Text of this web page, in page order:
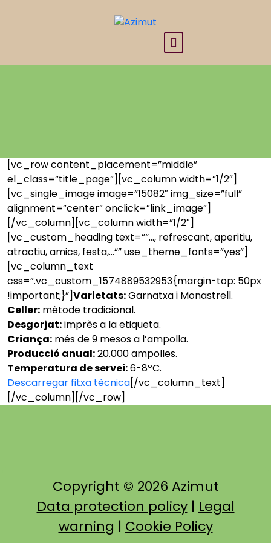
[vc_row content_placement=”middle”
el_class=”title_page”][vc_column width=”1/2″]
[vc_single_image image=”15082″ img_size=”full”
alignment=”center” onclick=”link_image”]
[/vc_column][vc_column width=”1/2″]
[vc_custom_heading text=”“…, refrescant, aperitiu,
atractiu, amics, festa,…“” use_theme_fonts=”yes”]
[vc_column_text
css=”.vc_custom_1574889532953{margin-top: 50px
!important;}”]Varietats:Garnatxa i Monastrell.
Celler: mètode tradicional.
Desgorjat:imprès a la etiqueta.
Criança: més de 9 mesos a l’ampolla.
Producció anual:20.000 ampolles.
Temperatura de servei:6-8ºC.
Descarregar fitxa tècnica[/vc_column_text]
[/vc_column][/vc_row]
Copyright © 2026 Azimut
Data protection policy| Legal
warning | Cookie Policy